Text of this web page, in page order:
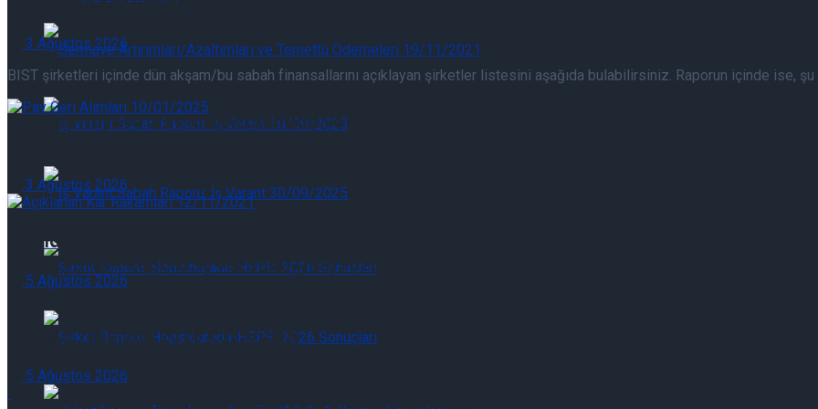
Sermaye Artırımları/Azaltımları ve Temettü Ödemeleri 10/08/2026
İş Varant Raporu: İş Varant 07/08/2026
Şirket Raporu: Hepsiburada-HEPS: 2Ç26 Sonuçları
Sermaye Artırımları/Azaltımları ve Temettü Ödemeleri 10/08/2026
İş Varant Raporu: İş Varant 07/08/2026
3 Ağustos 2026
BIST şirketleri içinde dün akşam/bu sabah finansallarını açıklayan şirketler listesini aşağıda bulabilirsiniz. Raporun içinde ise, şu
3 Ağustos 2026
Açıklanan Kar Rakamları 05/08/2026
5 Ağustos 2026
ASELS.IS: Aselsan 2Ç26 Kar Analizi
5 Ağustos 2026